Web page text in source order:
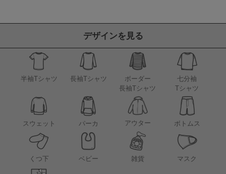
デザインを見る
半袖Tシャツ 長袖Tシャツ
ボーダー
長袖Tシャツ
七分袖
Tシャツ
スウェット パーカ アウター ボトムス
くつ下 ベビー 雑貨 マスク